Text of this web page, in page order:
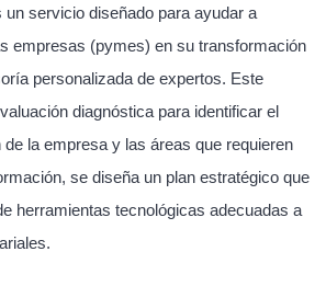
un servicio diseñado para ayudar a
empresas (pymes) en su transformación
personalizada de expertos. Este
diagnóstica para identificar el
de la empresa y las áreas que requieren
se diseña un plan estratégico que
herramientas tecnológicas adecuadas a